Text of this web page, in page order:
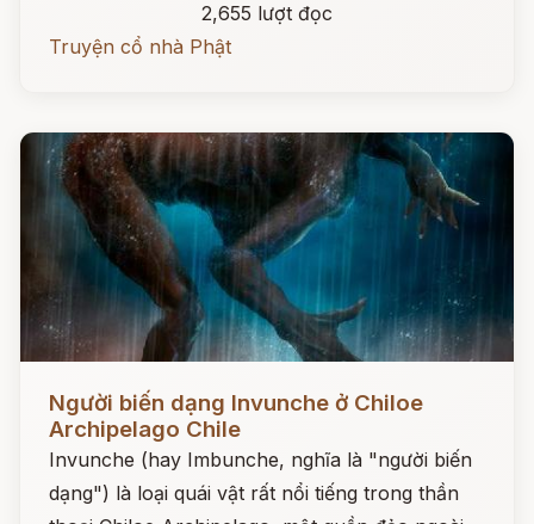
2,655 lượt đọc
Truyện cổ nhà Phật
Người biến dạng Invunche ở Chiloe
Archipelago Chile
Invunche (hay Imbunche, nghĩa là "người biến
dạng") là loại quái vật rất nổi tiếng trong thần